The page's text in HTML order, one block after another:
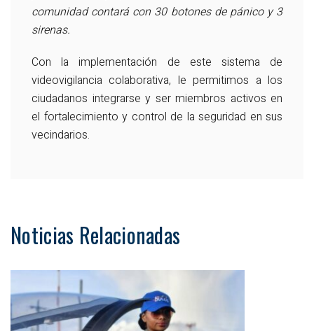
comunidad contará con 30 botones de pánico y 3
sirenas.
Con la implementación de este sistema de
videovigilancia colaborativa, le permitimos a los
ciudadanos integrarse y ser miembros activos en
el fortalecimiento y control de la seguridad en sus
vecindarios.
Noticias Relacionadas